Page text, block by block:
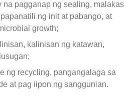
na pagganap ng sealing, malakas
ng init at pabango, at
growth;
kalinisan ng katawan,
ng recycling, pangangalaga sa
at pag iipon ng sanggunian.